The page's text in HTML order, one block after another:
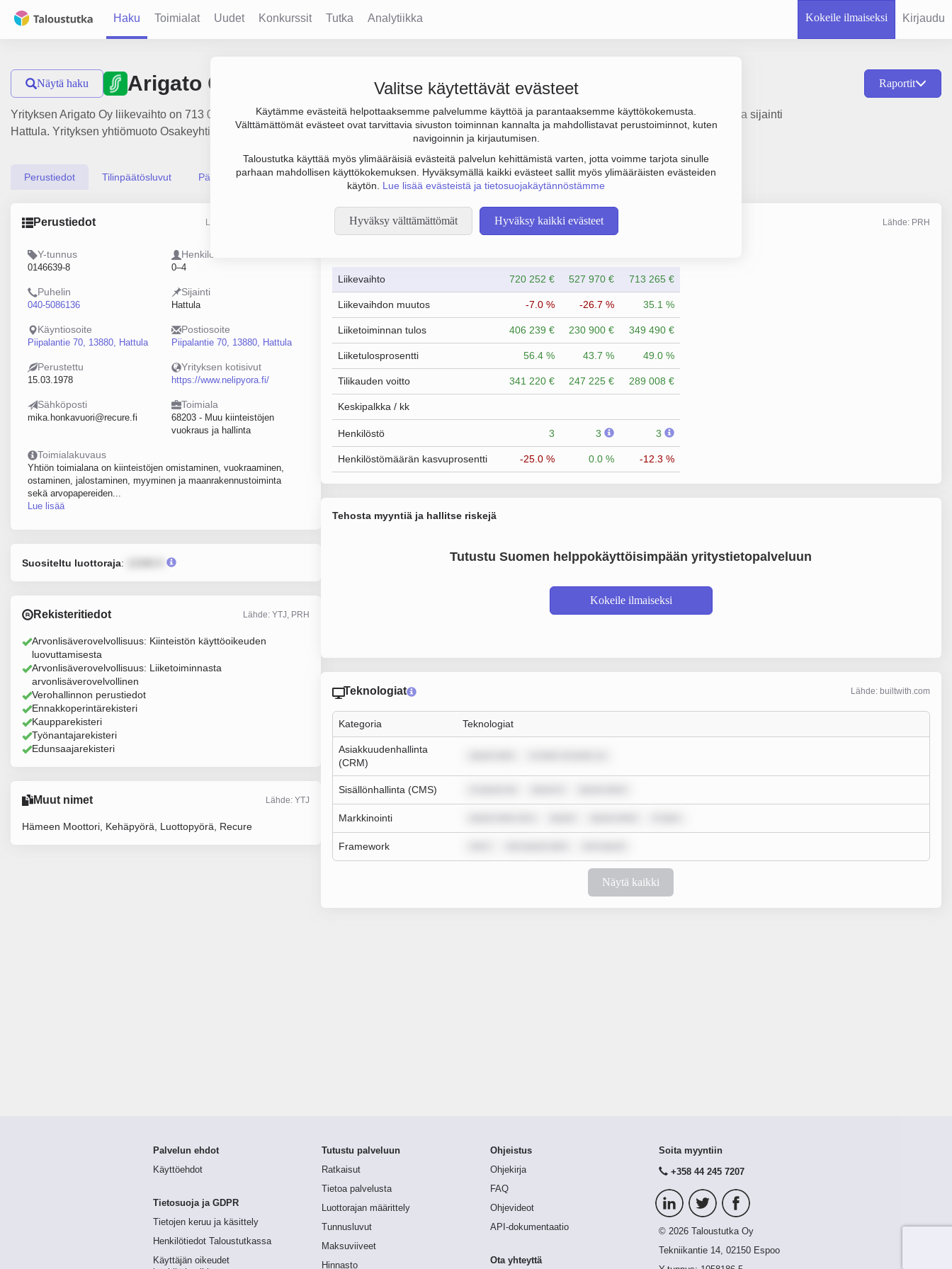
Haku Toimialat Uudet Konkurssit Tutka Analytiikka Kokeile ilmaiseksi Kirjaudu
Valitse käytettävät evästeet
Käytämme evästeitä helpottaaksemme palvelumme käyttöä ja parantaaksemme käyttökokemusta.
Välttämättömät evästeet ovat tarvittavia sivuston toiminnan kannalta ja mahdollistavat perustoiminnot, kuten
navigoinnin ja kirjautumisen.
Taloustutka käyttää myös ylimääräisiä evästeitä palvelun kehittämistä varten, jotta voimme tarjota sinulle
parhaan mahdollisen käyttökokemuksen. Hyväksymällä kaikki evästeet sallit myös ylimääräisten evästeiden
käytön. Lue lisää evästeistä ja tietosuojakäytännöstämme
Hyväksy välttämättömät Hyväksy kaikki evästeet
Näytä haku Arigato Oy Raportit
Yrityksen Arigato Oy liikevaihto on 713 000 € ja tulos 349 000 €. Sen päätoimiala on Muu kiinteistöjen vuokraus ja hallinta, perustamisvuosi 1978 ja sijainti
Hattula. Yrityksen yhtiömuoto Osakeyhtiö (OY).
Perustiedot Tilinpäätösluvut Päättäjätiedot
Perustiedot Lähde: YTJ, PRH, Traficom
Y-tunnus
0146639-8
Henkilöstömäärä
0–4
Puhelin
040-5086136
Sijainti
Hattula
Käyntiosoite
Piipalantie 70, 13880, Hattula
Postiosoite
Piipalantie 70, 13880, Hattula
Perustettu
15.03.1978
Yrityksen kotisivut
https://www.nelipyora.fi/
Sähköposti
mika.honkavuori@recure.fi
Toimiala
68203 - Muu kiinteistöjen
vuokraus ja hallinta
Toimialakuvaus
Yhtiön toimialana on kiinteistöjen omistaminen, vuokraaminen,
ostaminen, jalostaminen, myyminen ja maanrakennustoiminta
sekä arvopapereiden...
Lue lisää
Suositeltu luottoraja:
Rekisteritiedot Lähde: YTJ, PRH
Arvonlisäverovelvollisuus: Kiinteistön käyttöoikeuden
luovuttamisesta
Arvonlisäverovelvollisuus: Liiketoiminnasta
arvonlisäverovelvollinen
Verohallinnon perustiedot
Ennakkoperintärekisteri
Kaupparekisteri
Työnantajarekisteri
Edunsaajarekisteri
Muut nimet Lähde: YTJ
Hämeen Moottori, Kehäpyörä, Luottopyörä, Recure
Taloustiedot Lähde: PRH
Liikevaihto 720 252 € 527 970 € 713 265 €
Liikevaihdon muutos -7.0 % -26.7 % 35.1 %
Liiketoiminnan tulos 406 239 € 230 900 € 349 490 €
Liiketulosprosentti 56.4 % 43.7 % 49.0 %
Tilikauden voitto 341 220 € 247 225 € 289 008 €
Keskipalkka / kk
Henkilöstö 3 3 3
Henkilöstömäärän kasvuprosentti -25.0 % 0.0 % -12.3 %
Tehosta myyntiä ja hallitse riskejä
Tutustu Suomen helppokäyttöisimpään yritystietopalveluun
Kokeile ilmaiseksi
Teknologiat Lähde: builtwith.com
Kategoria Teknologiat
Asiakkuudenhallinta
(CRM)
Sisällönhallinta (CMS)
Markkinointi
Framework
Näytä kaikki
Palvelun ehdot
Käyttöehdot
Tietosuoja ja GDPR
Tietojen keruu ja käsittely
Henkilötiedot Taloustutkassa
Käyttäjän oikeudet
Tutustu palveluun
Ratkaisut
Tietoa palvelusta
Luottorajan määrittely
Tunnusluvut
Maksuviiveet
Hinnasto
Ohjeistus
Ohjekirja
FAQ
Ohjevideot
API-dokumentaatio
Ota yhteyttä
Soita myyntiin
+358 44 245 7207
© 2026 Taloustutka Oy
Tekniikantie 14, 02150 Espoo